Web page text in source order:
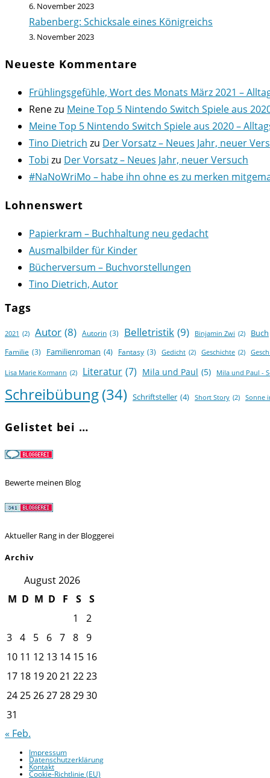
6. November 2023
Rabenberg: Schicksale eines Königreichs
3. November 2023
Neueste Kommentare
Frühlingsgefühle, Wort des Monats März 2021 –
Renezu Meine Top 5 Nintendo Switch Spiele aus
Meine Top 5 Nintendo Switch Spiele aus 2020 –
Tino Dietrich zu Der Vorsatz – Neues Jahr, neuer
Tobi zu Der Vorsatz – Neues Jahr, neuer Versuch
#NaNoWriMo – habe ihn ohne es zu merken
Lohnenswert
Papierkram – Buchhaltung neu gedacht
Ausmalbilder für Kinder
Bücherversum – Buchvorstellungen
Tino Dietrich, Autor
Tags
2021 (2) Autor (8) Autorin (3) Belletristik (9) Binjamin Zwi (2) Buch
Familie (3) Familienroman (4) Fantasy (3) Gedicht (2) Geschichte (2)
Lisa Marie Kormann (2) Literatur (7) Mila und Paul (5) Mila und Paul -
Schreibübung(34) Schriftsteller (4) Short Story (2) Sonne
Gelistet bei …
Bewerte meinen Blog
Aktueller Rang in der Bloggerei
Archiv
August 2026
M D M D F S
S
1
2
3 4 5 6 7 8 9
10 11 12 13 14 15 16
17 18 192021 2223
24252627282930
31
« Feb.
Impressum
Datenschutzerklärung
Kontakt
Cookie-Richtlinie (EU)